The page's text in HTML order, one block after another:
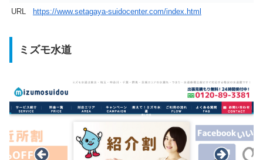
URL https://www.setagaya-suidocenter.com/index.html
ミズモ水道